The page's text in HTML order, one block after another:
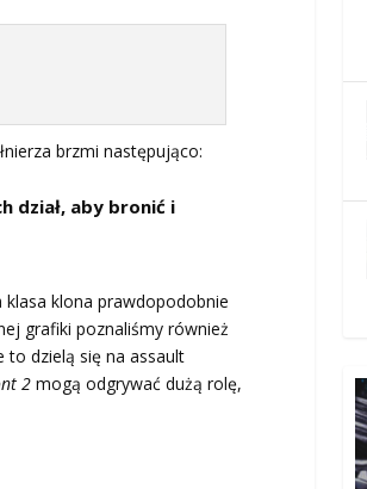
brzmi następująco:
dział, aby bronić i
klona prawdopodobnie
grafiki poznaliśmy również
to dzielą się na assault
2mogą odgrywać dużą rolę,